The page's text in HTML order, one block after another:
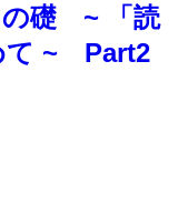
の礎 ~ 「読
て ~ Part2